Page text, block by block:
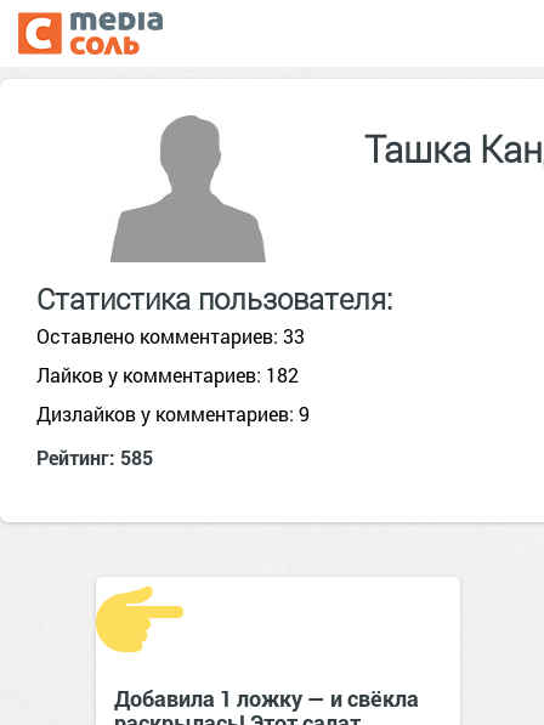
Ташка
Статистика пользователя:
Оставлено комментариев: 33
Лайков у комментариев: 182
Дизлайков у комментариев: 9
Рейтинг: 585
Добавила 1 ложку — и свёкла